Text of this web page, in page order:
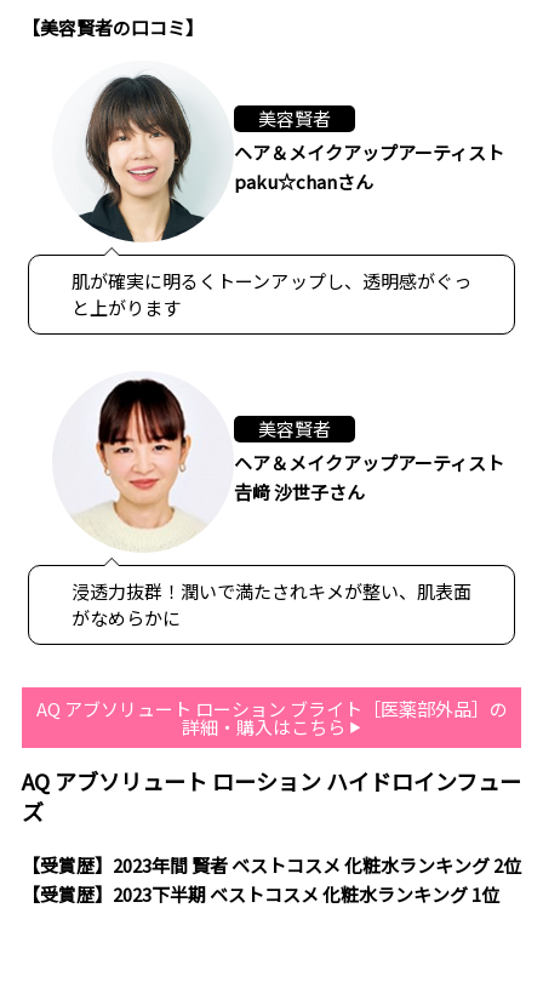
【美容賢者の口コミ】
美容賢者
ヘア＆メイクアップアーティスト
paku☆chanさん
肌が確実に明るくトーンアップし、透明感がぐっ
と上がります
美容賢者
ヘア＆メイクアップアーティスト
𠮷﨑 沙世子さん
浸透力抜群！潤いで満たされキメが整い、肌表面
がなめらかに
AQ アブソリュート ローション ブライト［医薬部外品］の
詳細・購入はこちら
AQ アブソリュート ローション ハイドロインフュー
ズ
【受賞歴】2023年間 賢者 ベストコスメ 化粧水ランキング 2位
【受賞歴】2023下半期 ベストコスメ 化粧水ランキング 1位